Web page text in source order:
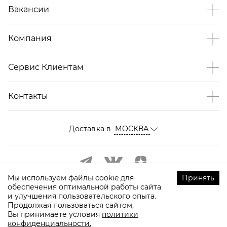
Вакансии
Компания
Сервис Клиентам
Контакты
Доставка в МОСКВА
© 2009- 2026 ТOPTOP.RU Все права защищены
Мы используем файлы cookie для
обеспечения оптимальной работы сайта
и улучшения пользовательского опыта.
Продолжая пользоваться сайтом,
Вы принимаете условия политики
конфиденциальности.
Принять